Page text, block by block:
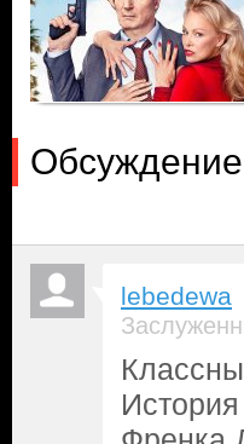
lebedewa